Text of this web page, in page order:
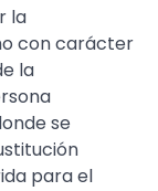
la
con carácter
la
se
para el